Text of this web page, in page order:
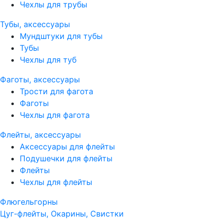
Чехлы для трубы
Тубы, аксессуары
Мундштуки для тубы
Тубы
Чехлы для туб
Фаготы, аксессуары
Трости для фагота
Фаготы
Чехлы для фагота
Флейты, аксессуары
Аксессуары для флейты
Подушечки для флейты
Флейты
Чехлы для флейты
Флюгельгорны
Цуг-флейты, Окарины, Свистки